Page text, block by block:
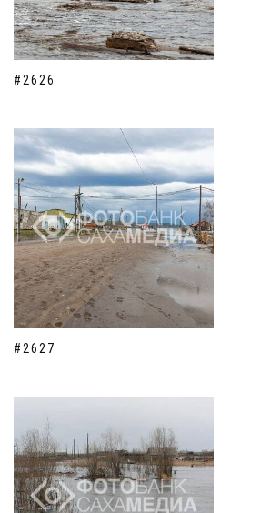
#2626
#2627